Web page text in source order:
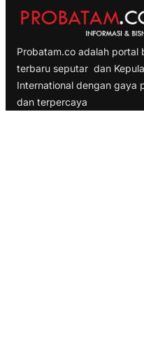
Probatam.co adalah portal
terbaru seputar dan
International dengan gaya
dan terpercaya